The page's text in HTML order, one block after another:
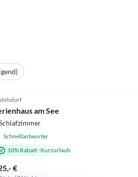
am See
Schnellantworter
10% Rabatt· Kurzurlaub
€